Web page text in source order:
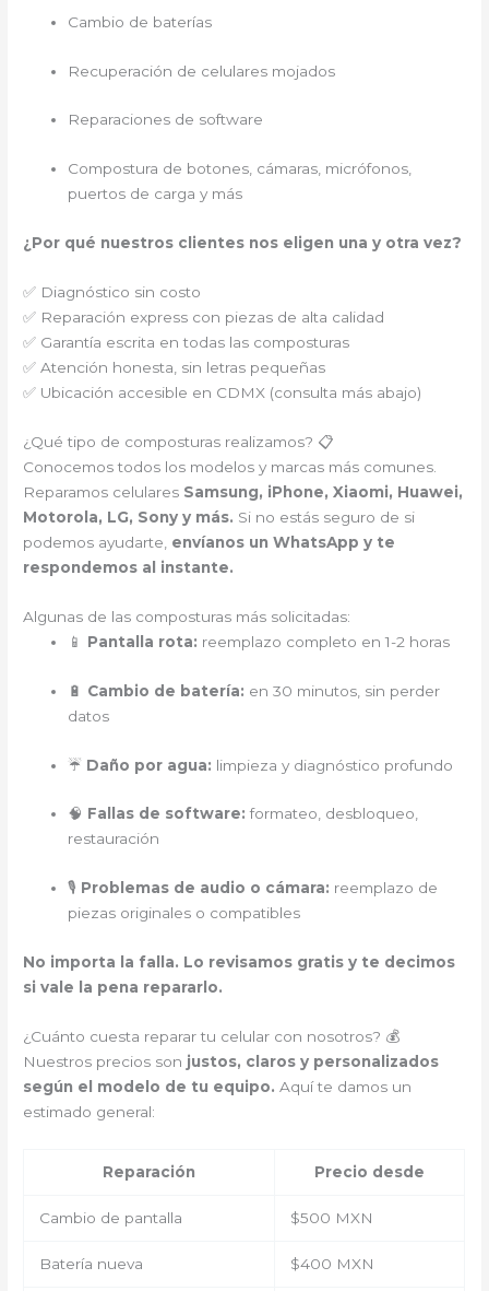
Cambio de baterías
Recuperación de celulares mojados
Reparaciones de software
Compostura de botones, cámaras, micrófonos,
puertos de carga y más
¿Por qué nuestros clientes nos eligen una y otra vez?
✅ Diagnóstico sin costo
✅ Reparación express con piezas de alta calidad
✅ Garantía escrita en todas las composturas
✅ Atención honesta, sin letras pequeñas
✅ Ubicación accesible en CDMX (consulta más abajo)
¿Qué tipo de composturas realizamos? 📋
Conocemos todos los modelos y marcas más comunes.
Reparamos celulares Samsung, iPhone, Xiaomi, Huawei,
Motorola, LG, Sony y más. Si no estás seguro de si
podemos ayudarte, envíanos un WhatsApp y te
respondemos al instante.
Algunas de las composturas más solicitadas:
📱 Pantalla rota: reemplazo completo en 1-2 horas
🔋 Cambio de batería: en 30 minutos, sin perder
datos
☔ Daño por agua: limpieza y diagnóstico profundo
🧠 Fallas de software: formateo, desbloqueo,
restauración
🎙️ Problemas de audio o cámara: reemplazo de
piezas originales o compatibles
No importa la falla. Lo revisamos gratis y te decimos
si vale la pena repararlo.
¿Cuánto cuesta reparar tu celular con nosotros? 💰
Nuestros precios son justos, claros y personalizados
según el modelo de tu equipo. Aquí te damos un
estimado general:
Reparación Precio desde
Cambio de pantalla $500 MXN
Batería nueva $400 MXN